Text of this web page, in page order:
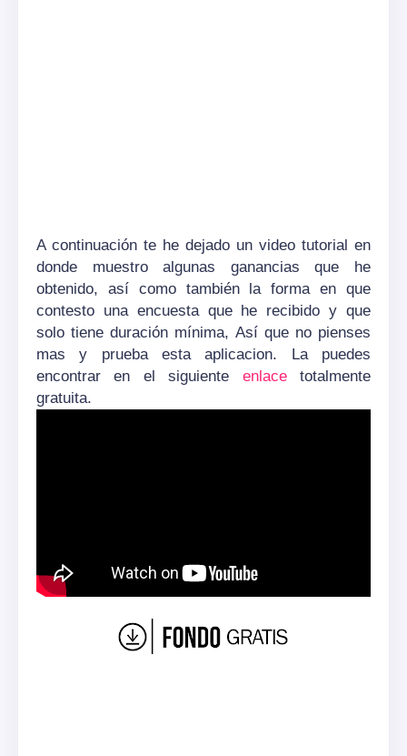
A continuación te he dejado un video tutorial en
donde muestro algunas ganancias que he
obtenido, así como también la forma en que
contesto una encuesta que he recibido y que
solo tiene duración mínima, Así que no pienses
mas y prueba esta aplicacion. La puedes
encontrar en el siguiente enlacetotalmente
gratuita.